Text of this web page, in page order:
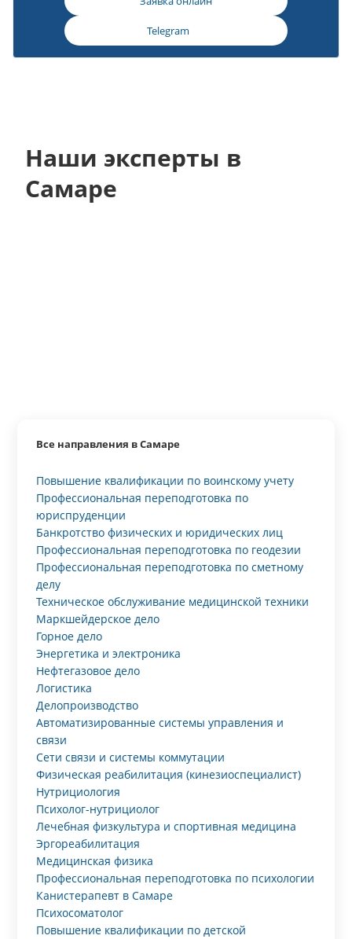
Telegram
Наши эксперты в
Самаре
Все направления в Самаре
Повышение квалификации по воинскому учету
Профессиональная переподготовка по
юриспруденции
Банкротство физических и юридических лиц
Профессиональная переподготовка по геодезии
Профессиональная переподготовка по сметному
делу
Техническое обслуживание медицинской техники
Маркшейдерское дело
Горное дело
Энергетика и электроника
Нефтегазовое дело
Логистика
Делопроизводство
Автоматизированные системы управления и
связи
Сети связи и системы коммутации
Физическая реабилитация (кинезиоспециалист)
Нутрициология
Психолог-нутрициолог
Лечебная физкультура и спортивная медицина
Эргореабилитация
Медицинская физика
Профессиональная переподготовка по психологии
Канистерапевт в Самаре
Психосоматолог
Повышение квалификации по детской